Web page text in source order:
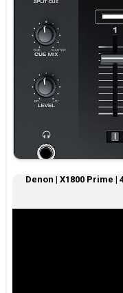
Denon | X1800 Prime